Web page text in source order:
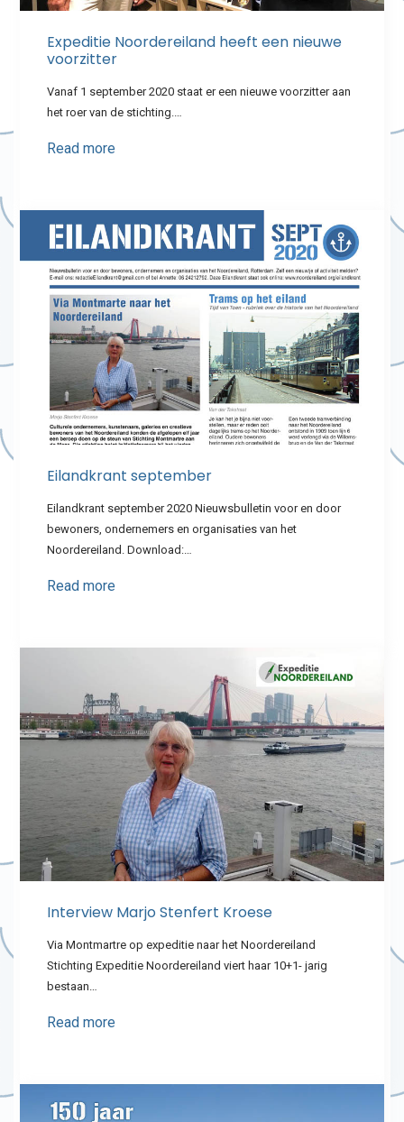
Expeditie Noordereiland heeft een nieuwe
voorzitter
Vanaf 1 september 2020 staat er een nieuwe voorzitter aan
het roer van de stichting.…
Read more
Eilandkrant september
Eilandkrant september 2020 Nieuwsbulletin voor en door
bewoners, ondernemers en organisaties van het
Noordereiland. Download:…
Read more
Interview Marjo Stenfert Kroese
Via Montmartre op expeditie naar het Noordereiland
Stichting Expeditie Noordereiland viert haar 10+1- jarig
bestaan…
Read more